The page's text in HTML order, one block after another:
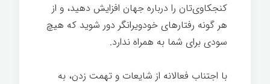
کنجکاوی‌تان را درباره جهان افزایش دهید، و از
هر گونه رفتارهای خودویرانگر دور شوید که هیچ
سودی برای شما به همراه ندارد.
با اجتناب فعالانه از شایعات و تهمت زدن، به